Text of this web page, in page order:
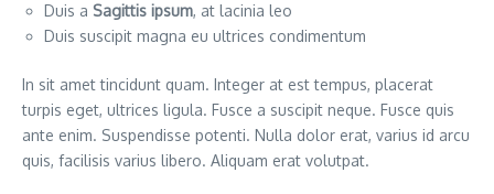
Duis a Sagittis ipsum, at lacinia leo
Duis suscipit magna eu ultrices condimentum
In sit amet tincidunt quam. Integer at est tempus, placerat
turpis eget, ultrices ligula. Fusce a suscipit neque. Fusce quis
ante enim. Suspendisse potenti. Nulla dolor erat, varius id arcu
quis, facilisis varius libero. Aliquam erat volutpat.